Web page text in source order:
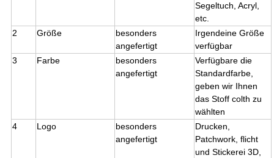
Segeltuch, Acryl,
etc.
2
Größe
besonders
angefertigt
Irgendeine Größe
verfügbar
3
Farbe
besonders
angefertigt
Verfügbare die
Standardfarbe,
geben wir Ihnen
das Stoff colth zu
wählten
4
Logo
besonders
angefertigt
Drucken,
Patchwork, flicht
und Stickerei 3D,